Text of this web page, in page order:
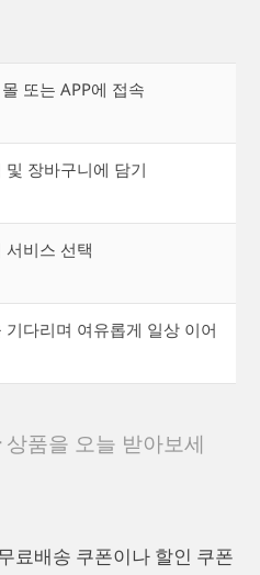
또는 APP에 접속
장바구니에 담기
서비스 선택
다리며 여유롭게 일상 이어
상품을 오늘 받아보세
료배송 쿠폰이나 할인 쿠폰